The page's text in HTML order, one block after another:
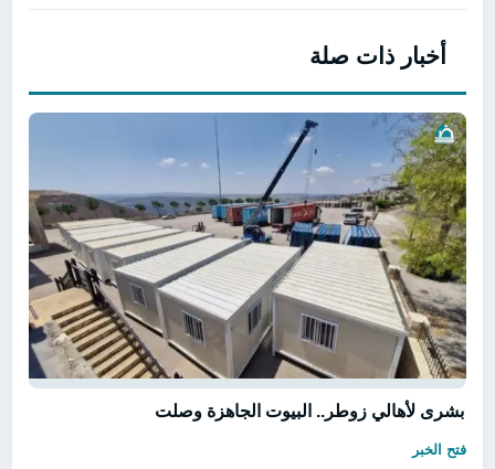
أخبار ذات صلة
بشرى لأهالي زوطر.. البيوت الجاهزة وصلت
فتح الخبر